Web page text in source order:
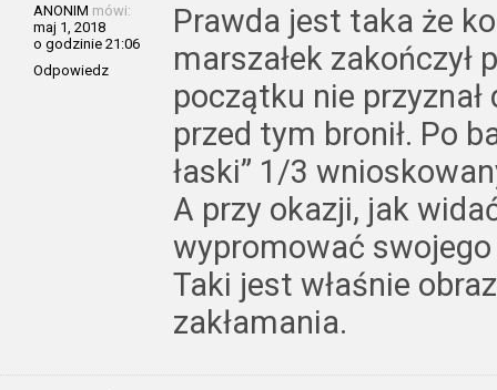
ANONIM mówi:
maj 1, 2018
o godzinie 21:06
Odpowiedz
Prawda jest taka że
marszałek zakończył
początku nie
przed tym bronił. Po
łaski” 1/3
A przy okazji, jak
wypromować
Taki jest właśnie
zakłamania.